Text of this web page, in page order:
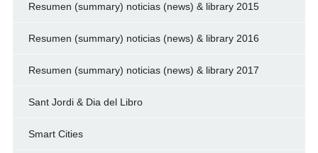
Resumen (summary) noticias (news) & library 2015
Resumen (summary) noticias (news) & library 2016
Resumen (summary) noticias (news) & library 2017
Sant Jordi & Dia del Libro
Smart Cities